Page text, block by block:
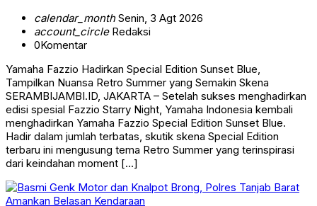
calendar_monthSenin, 3 Agt 2026
account_circleRedaksi
0Komentar
Yamaha Fazzio Hadirkan Special Edition Sunset Blue,
Tampilkan Nuansa Retro Summer yang Semakin Skena
SERAMBIJAMBI.ID, JAKARTA – Setelah sukses menghadirkan
edisi spesial Fazzio Starry Night, Yamaha Indonesia kembali
menghadirkan Yamaha Fazzio Special Edition Sunset Blue.
Hadir dalam jumlah terbatas, skutik skena Special Edition
terbaru ini mengusung tema Retro Summer yang terinspirasi
dari keindahan moment […]